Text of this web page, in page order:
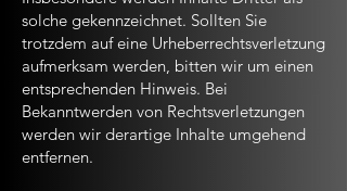
solche gekennzeichnet. Sollten Sie
trotzdem auf eine Urheberrechtsverletzung
aufmerksam werden, bitten wir um einen
entsprechenden Hinweis. Bei
Bekanntwerden von Rechtsverletzungen
werden wir derartige Inhalte umgehend
entfernen.